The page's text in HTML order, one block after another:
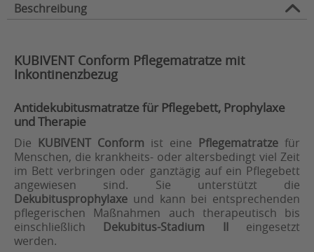
Beschreibung
KUBIVENT Conform Pflegematratze mit
Inkontinenzbezug
Antidekubitusmatratze für Pflegebett, Prophylaxe
und Therapie
Die KUBIVENT Conform ist eine Pflegematratze für
Menschen, die krankheits- oder altersbedingt viel Zeit
im Bett verbringen oder ganztägig auf ein Pflegebett
angewiesen sind. Sie unterstützt die
Dekubitusprophylaxe und kann bei entsprechenden
pflegerischen Maßnahmen auch therapeutisch bis
einschließlich Dekubitus-Stadium IIeingesetzt
werden.